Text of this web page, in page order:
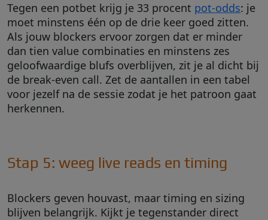
Tegen een potbet krijg je 33 procent pot-odds: je
moet minstens één op de drie keer goed zitten.
Als jouw blockers ervoor zorgen dat er minder
dan tien value combinaties en minstens zes
geloofwaardige blufs overblijven, zit je al dicht bij
de break-even call. Zet de aantallen in een tabel
voor jezelf na de sessie zodat je het patroon gaat
herkennen.
Stap 5: weeg live reads en timing
Blockers geven houvast, maar timing en sizing
blijven belangrijk. Kijkt je tegenstander direct